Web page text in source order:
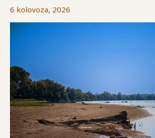
6 kolovoza, 2026